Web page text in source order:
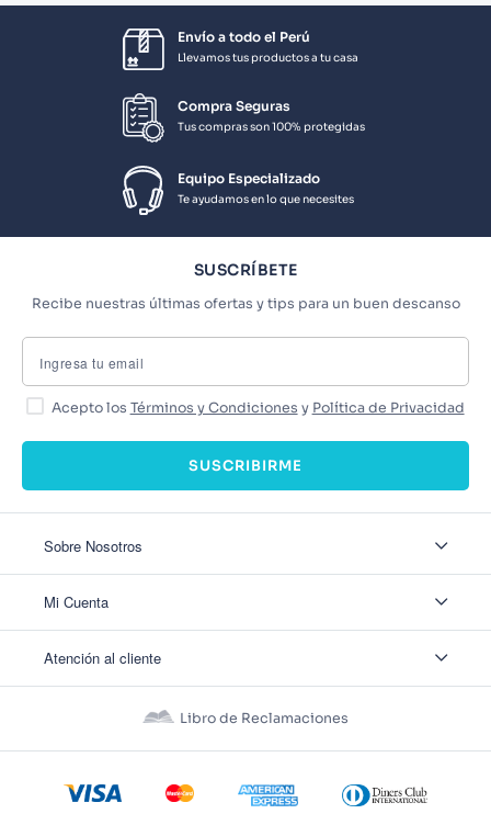
Envío a todo el Perú
Llevamos tus productos a tu casa
Compra Seguras
Tus compras son 100% protegidas
Equipo Especializado
Te ayudamos en lo que necesites
SUSCRÍBETE
Recibe nuestras últimas ofertas y tips para un buen descanso
Acepto los Términos y Condiciones y Política de Privacidad
SUSCRIBIRME
Sobre Nosotros
Nuestas tiendas
Mi Cuenta
Ver mis Pedidos
Recuperar Contraseña
Atención al cliente
Políticas de Privacidad
Políticas de Cookies
Términos y Condiciones Promos
Libro de Reclamaciones